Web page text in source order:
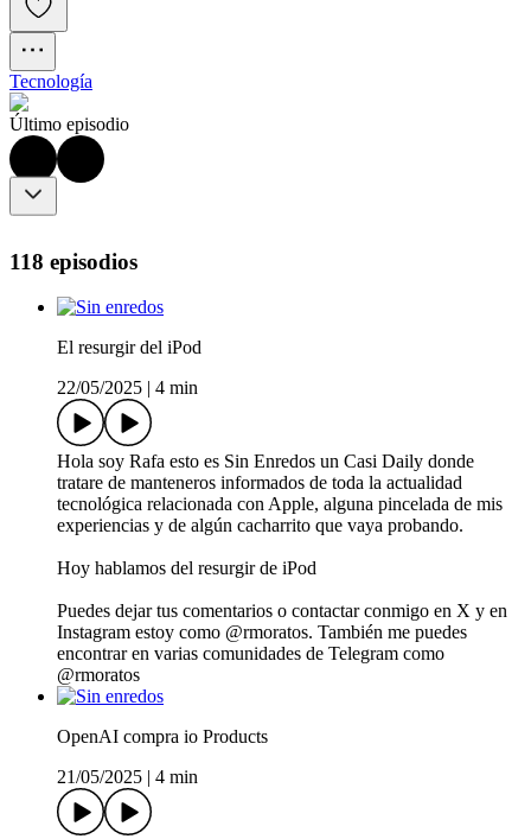
Tecnología
Último episodio
118 episodios
El resurgir del iPod
22/05/2025
4 min
Hola soy Rafa esto es Sin Enredos un Casi Daily donde
tratare de manteneros informados de toda la actualidad
tecnológica relacionada con Apple, alguna pincelada de mis
experiencias y de algún cacharrito que vaya probando.
Hoy hablamos del resurgir de iPod
Puedes dejar tus comentarios o contactar conmigo en X y en
Instagram estoy como @rmoratos. También me puedes
encontrar en varias comunidades de Telegram como
@rmoratos
OpenAI compra io Products
21/05/2025
4 min